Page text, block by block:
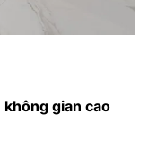
không gian cao